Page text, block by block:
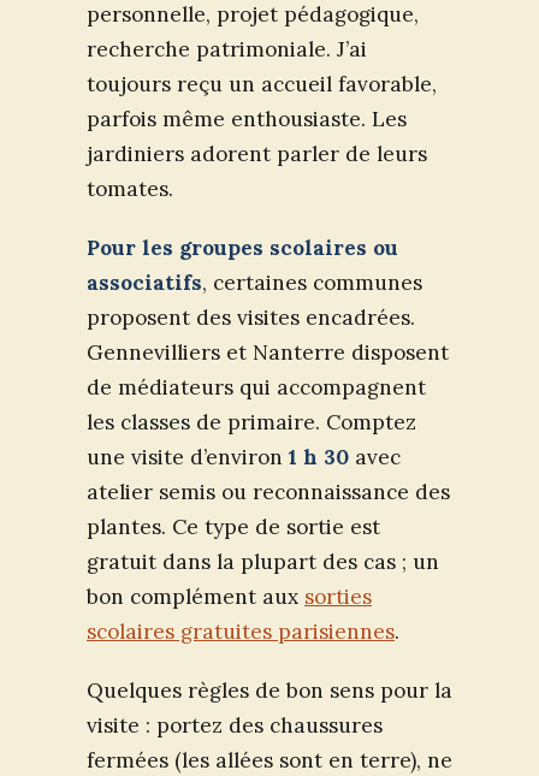
personnelle, projet pédagogique,
recherche patrimoniale. J’ai
toujours reçu un accueil favorable,
parfois même enthousiaste. Les
jardiniers adorent parler de leurs
tomates.
Pour les groupes scolaires ou
associatifs, certaines communes
proposent des visites encadrées.
Gennevilliers et Nanterre disposent
de médiateurs qui accompagnent
les classes de primaire. Comptez
une visite d’environ 1 h 30 avec
atelier semis ou reconnaissance des
plantes. Ce type de sortie est
gratuit dans la plupart des cas ; un
bon complément aux sorties
scolaires gratuites parisiennes.
Quelques règles de bon sens pour la
visite : portez des chaussures
fermées (les allées sont en terre), ne